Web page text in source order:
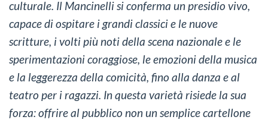
culturale. Il Mancinelli si conferma un presidio vivo,
capace di ospitare i grandi classici e le nuove
scritture, i volti più noti della scena nazionale e le
sperimentazioni coraggiose, le emozioni della musica
e la leggerezza della comicità, fino alla danza e al
teatro per i ragazzi. In questa varietà risiede la sua
forza: offrire al pubblico non un semplice cartellone